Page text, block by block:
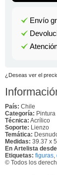
Envío
¿Deseas ver el
País: Chile
Categoría: Pintura
Técnica: Acrílico
Soporte: Lienzo
Temática:
Medidas: 39.37 x
En Artelista
Etiquetas: figuras,
© Todos los